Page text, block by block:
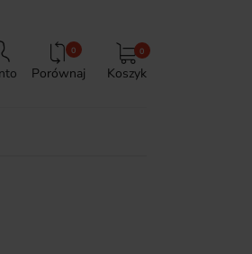
0
Porównaj Koszyk
0